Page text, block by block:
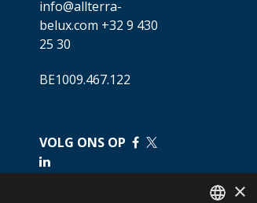
info@allterra-
belux.com +32 9 430
25 30
BE1009.467.122
VOLG ONS OP
×